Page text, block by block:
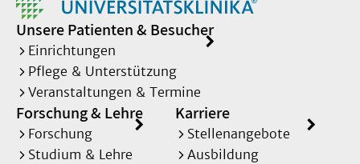
Unsere Patienten & Besucher
Einrichtungen
Pflege & Unterstützung
Veranstaltungen & Termine
Forschung & Lehre
Forschung
Studium & Lehre
Karriere
Stellenangebote
Ausbildung